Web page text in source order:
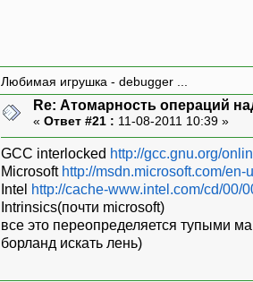
Любимая игрушка - debugger ...
Re: Атомарность операций
« Ответ #21 : 11-08-2011 10:39 »
GCC interlocked http://gcc.gnu.org/
Microsoft http://msdn.microsoft.com/
Intel http://cache-www.intel.com/cd/00/
Intrinsics(почти microsoft)
все это переопределяется тупыми
борланд искать лень)